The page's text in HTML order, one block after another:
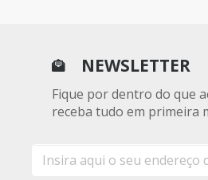
NEWSLETTER
Fique por dentro do que
receba tudo em primeira
mail